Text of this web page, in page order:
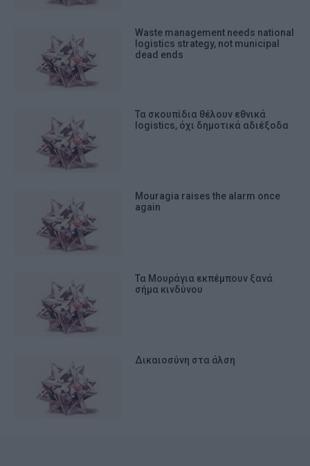
Waste management needs national
logistics strategy, not municipal
dead ends
Τα σκουπίδια θέλουν εθνικά
logistics, όχι δημοτικά αδιέξοδα
Mouragia raises the alarm once
again
Τα Μουράγια εκπέμπουν ξανά
σήμα κινδύνου
Δικαιοσύνη στα άλση